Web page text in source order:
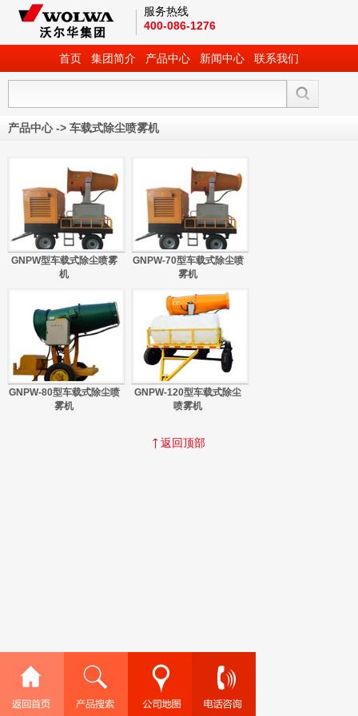
服务热线
400-086-1276
首页 集团简介 产品中心 新闻中心 联系我们
产品中心-> 车载式除尘喷雾机
GNPW型车载式除尘喷雾
机
GNPW-70型车载式除尘喷
雾机
GNPW-80型车载式除尘喷
雾机
GNPW-120型车载式除尘
喷雾机
返回顶部